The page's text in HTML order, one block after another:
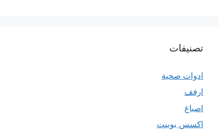
تصنيفات
ادوات صحية
ارفف
اصباغ
اكسس بوينت